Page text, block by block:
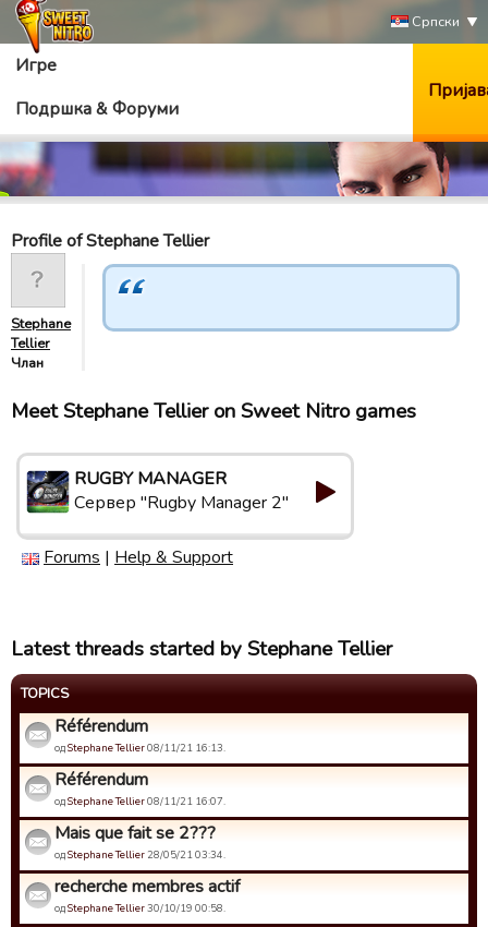
Српски
Игре
Подршка & Форуми
Profile of Stephane Tellier
Stephane
Tellier
Члан
Meet Stephane Tellier on Sweet Nitro games
RUGBY MANAGER
Сервер "Rugby Manager 2"
Forums | Help & Support
Latest threads started by Stephane Tellier
TOPICS
Référendum
одStephane Tellier08/11/21 16:13.
Référendum
одStephane Tellier08/11/21 16:07.
Mais que fait se 2???
одStephane Tellier 28/05/21 03:34.
recherche membres actif
одStephane Tellier30/10/19 00:58.